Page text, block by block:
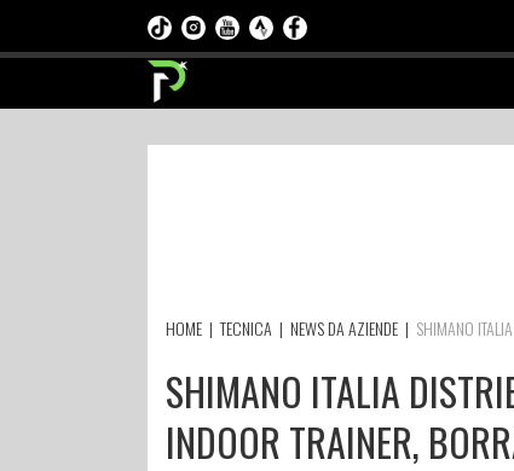
HOME |TECNICA | NEWS DA AZIENDE | SHIMANO
SHIMANO ITALIA
INDOOR TRAINER,